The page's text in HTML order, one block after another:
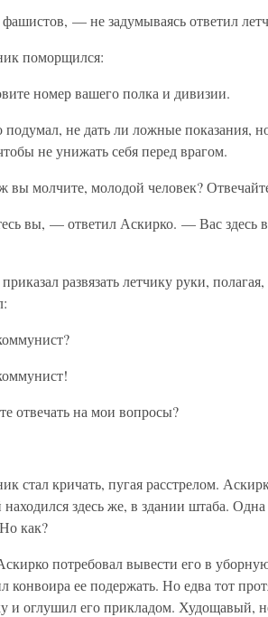
— не задумываясь ответил
поморщился:
номер вашего полка и дивизии.
подумал, не дать ли ложные показания,
не унижать себя перед врагом.
молчите, молодой человек?
вы, — ответил Аскирко. — Вас здесь
развязать летчику руки,
отвечать на мои вопросы?
стал кричать, пугая расстрелом.
находился здесь же, в здании штаба.
как?
потребовал вывести его в
конвоира ее подержать. Но едва тот
и оглушил его прикладом. Худощавый,